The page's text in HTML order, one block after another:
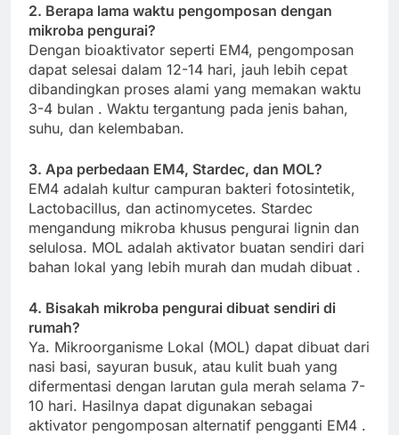
2. Berapa lama waktu pengomposan dengan
mikroba pengurai?
Dengan bioaktivator seperti EM4, pengomposan
dapat selesai dalam 12-14 hari, jauh lebih cepat
dibandingkan proses alami yang memakan waktu
3-4 bulan . Waktu tergantung pada jenis bahan,
suhu, dan kelembaban.
3. Apa perbedaan EM4, Stardec, dan MOL?
EM4 adalah kultur campuran bakteri fotosintetik,
Lactobacillus, dan actinomycetes. Stardec
mengandung mikroba khusus pengurai lignin dan
selulosa. MOL adalah aktivator buatan sendiri dari
bahan lokal yang lebih murah dan mudah dibuat .
4. Bisakah mikroba pengurai dibuat sendiri di
rumah?
Ya. Mikroorganisme Lokal (MOL) dapat dibuat dari
nasi basi, sayuran busuk, atau kulit buah yang
difermentasi dengan larutan gula merah selama 7-
10 hari. Hasilnya dapat digunakan sebagai
aktivator pengomposan alternatif pengganti EM4 .